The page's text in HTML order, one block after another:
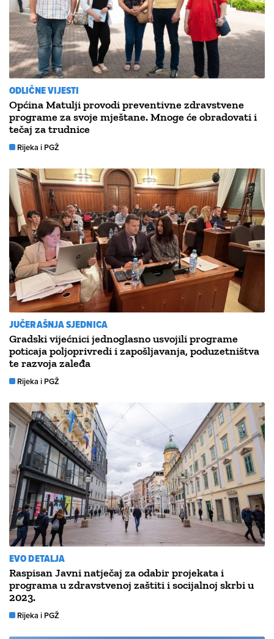
ODLIČNE VIJESTI
Općina Matulji provodi preventivne zdravstvene
programe za svoje mještane. Mnoge će obradovati i
tečaj za trudnice
Rijeka i PGŽ
JUČERAŠNJA SJEDNICA
Gradski vijećnici jednoglasno usvojili programe
poticaja poljoprivredi i zapošljavanja, poduzetništva
te razvoja zaleđa
Rijeka i PGŽ
EVO DETALJA
Raspisan Javni natječaj za odabir projekata i
programa u zdravstvenoj zaštiti i socijalnoj skrbi u
2023.
Rijeka i PGŽ